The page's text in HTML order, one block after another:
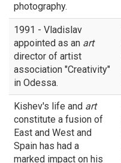
photography.
1991 - Vladislav
appointed as an art
director of artist
association "Creativity"
in Odessa.
Kishev's life and art
constitute a fusion of
East and West and
Spain has had a
marked impact on his